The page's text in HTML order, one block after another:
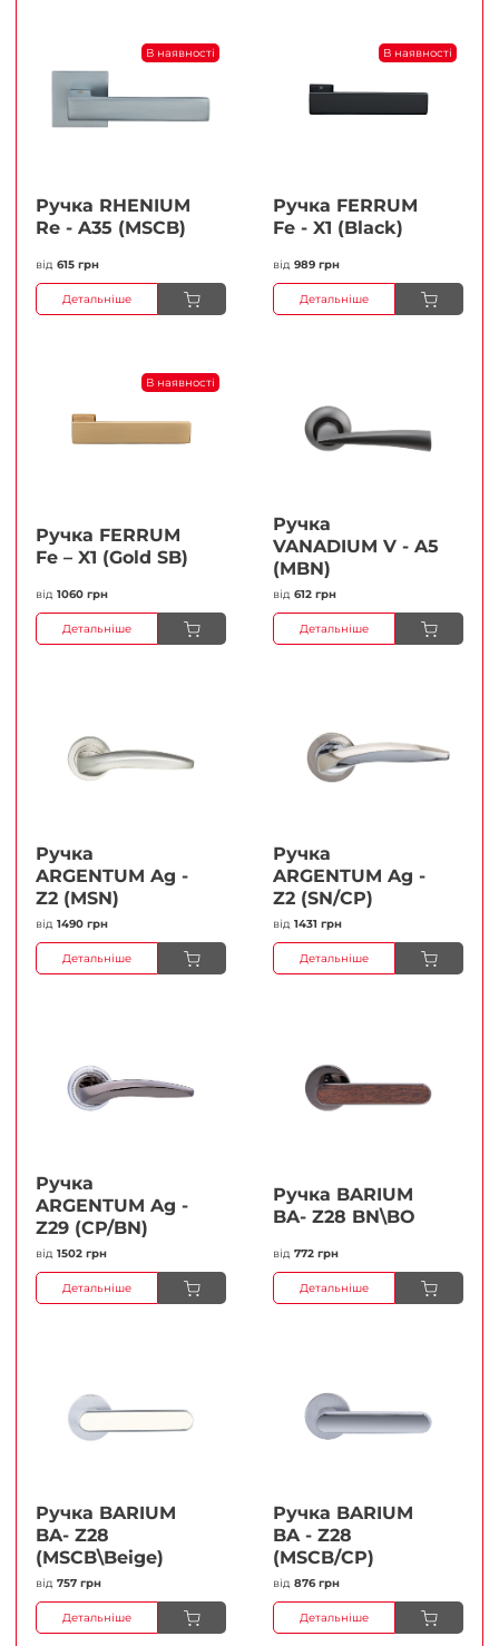
В наявності
Ручка RHENIUM
Re - A35 (MSCB)
від 615 грн
Детальніше
В наявності
Ручка FERRUМ
Fe - X1 (Black)
від 989 грн
Детальніше
В наявності
Ручка FERRUМ
Fe – X1 (Gold SB)
від 1060 грн
Детальніше
Ручка
VANADIUM V - A5
(MBN)
від 612 грн
Детальніше
Ручка
ARGENTUM Ag -
Z2 (MSN)
від 1490 грн
Детальніше
Ручка
ARGENTUM Ag -
Z2 (SN/CP)
від 1431 грн
Детальніше
Ручка
ARGENTUM Ag -
Z29 (CP/BN)
від 1502 грн
Детальніше
Ручка BARIUM
BA- Z28 BN\BO
від 772 грн
Детальніше
Ручка BARIUM
BA- Z28
(MSCB\Beige)
від 757 грн
Детальніше
Ручка BARIUM
BA - Z28
(MSCB/CP)
від 876 грн
Детальніше